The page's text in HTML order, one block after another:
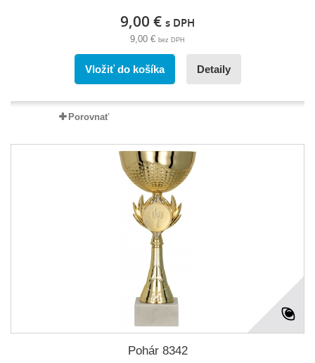
9,00 € s DPH
9,00 € bez DPH
Vložiť do košíka Detaily
Porovnať
Pohár 8342